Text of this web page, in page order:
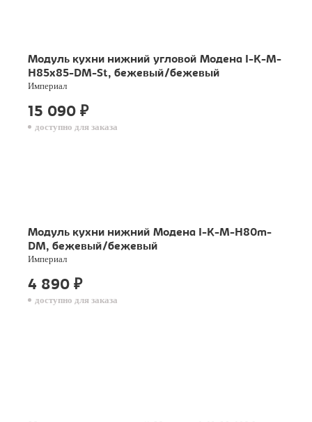
Модуль кухни нижний угловой Модена I-K-M-
H85x85-DM-St, бежевый/бежевый
Империал
15 090 ₽
доступно для заказа
Модуль кухни нижний Модена I-K-M-H80m-
DM, бежевый/бежевый
Империал
4 890 ₽
доступно для заказа